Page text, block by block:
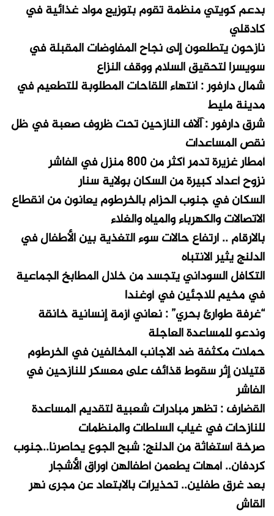
بدعم كويتي منظمة تقوم بتوزيع مواد غذائية في
كادقلي
نازحون يتطلعون إلى نجاح المفاوضات المقبلة في
سويسرا لتحقيق السلام ووقف النزاع
شمال دارفور : انتهاء اللقاحات المطلوبة للتطعيم في
مدينة مليط
شرق دارفور : آلاف النازحين تحت ظروف صعبة في ظل
نقص المساعدات
أمطار غزيرة تدمر أكثر من 800 منزل في الفاشر
نزوح أعداد كبيرة من السكان بولاية سنار
السكان في جنوب الحزام بالخرطوم يعانون من انقطاع
الاتصالات والكهرباء والمياه والغلاء
بالارقام .. ارتفاع حالات سوء التغذية بين الأطفال في
الدلنج يثير الانتباه
التكافل السوداني يتجسد من خلال المطابخ الجماعية
في مخيم للاجئين في أوغندا
“غرفة طوارئ بحري” : نعاني أزمة إنسانية خانقة
وندعو للمساعدة العاجلة
حملات مكثفة ضد الاجانب المخالفين في الخرطوم
قتيلان إثر سقوط قذائف على معسكر للنازحين في
الفاشر
القضارف : تظهر مبادرات شعبية لتقديم المساعدة
للنازحات في غياب السلطات والمنظمات
صرخة استغاثة من الدلنج: شبح الجوع يحاصرنا..جنوب
كردفان.. أمهات يطعمن أطفالهن أوراق الأشجار
بعد غرق طفلين.. تحذيرات بالابتعاد عن مجرى نهر
القاش